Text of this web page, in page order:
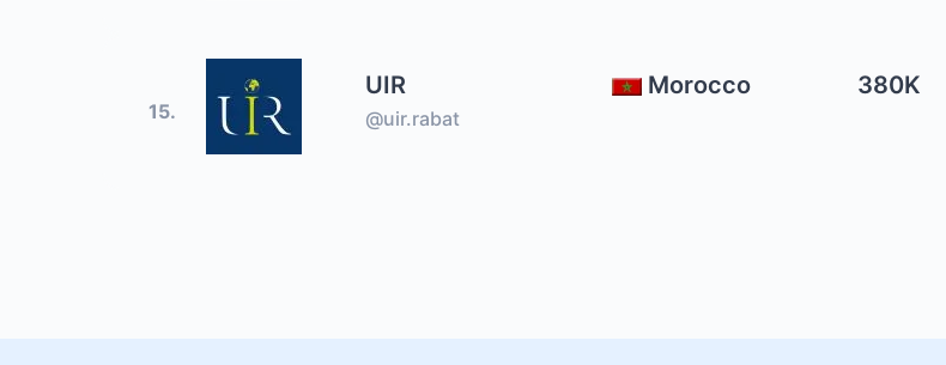
15.
UIR
@uir.rabat
Morocco 380K